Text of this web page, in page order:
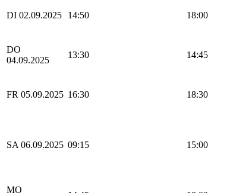
DI 02.09.2025 14:50 18:00
DO
04.09.2025
13:30 14:45
FR 05.09.2025 16:30 18:30
SA 06.09.2025 09:15 15:00
MO